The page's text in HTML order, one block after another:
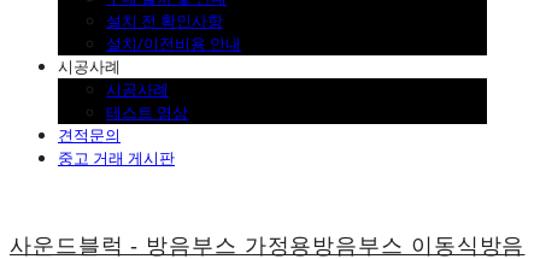
설치 전 확인사항
설치/이전비용 안내
시공사례
시공사례
테스트 영상
견적문의
중고 거래 게시판
사운드블럭 - 방음부스 가정용방음부스 이동식방음